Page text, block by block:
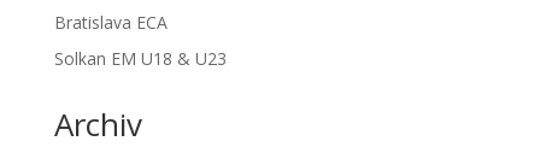
Bratislava ECA
Solkan EM U18 & U23
Archiv